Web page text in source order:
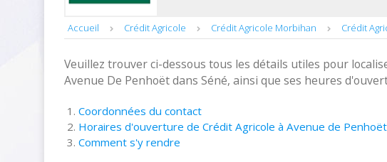
Accueil Crédit Agricole Crédit Agricole Morbihan Crédit
Veuillez trouver ci-dessous tous les détails utiles pour
Avenue De Penhoët dans Séné, ainsi que ses heures
Coordonnées du contact
Horaires d'ouverture de Crédit Agricole à Avenue de
Comment s'y rendre